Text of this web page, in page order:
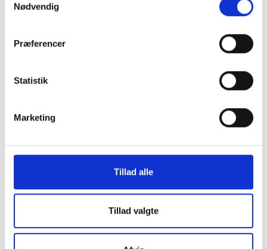
Nødvendig
Præferencer
Statistik
Marketing
Tillad alle
Tillad valgte
Faktaark om almene boliger i
De almene boligorganisationer er centrale aktører
nyttig information om almene boliger i Varde
Hvor kommer dataene